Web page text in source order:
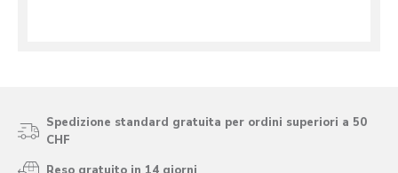
Spedizione standard gratuita per ordini superiori a 50
CHF